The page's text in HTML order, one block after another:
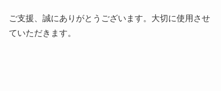
ご支援、誠にありがとうございます。大切に使用させ
ていただきます。